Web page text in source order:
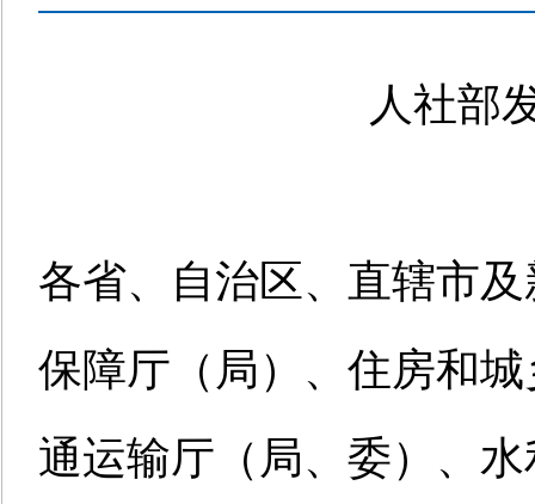
人社部
各省、自治区、直辖市
保障厅（局） 、住房和城
通运输厅（局、委） 、